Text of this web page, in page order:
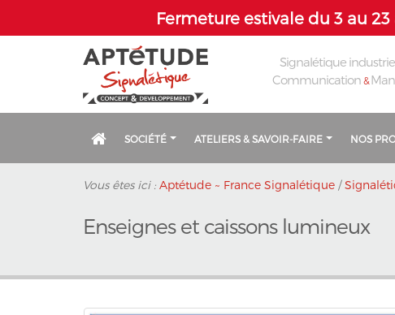
Fermeture estivale du 3 au
Signalétique
Communication&
SOCIÉTÉ ATELIERS & SAVOIR-FAIRE NOS
Vous êtes ici : Aptétude ~ France Signalétique /
Enseignes et caissons lumineux